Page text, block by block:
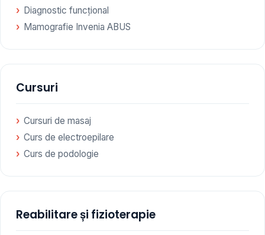
Diagnostic funcțional
Mamografie Invenia ABUS
Cursuri
Cursuri de masaj
Curs de electroepilare
Curs de podologie
Reabilitare și fizioterapie